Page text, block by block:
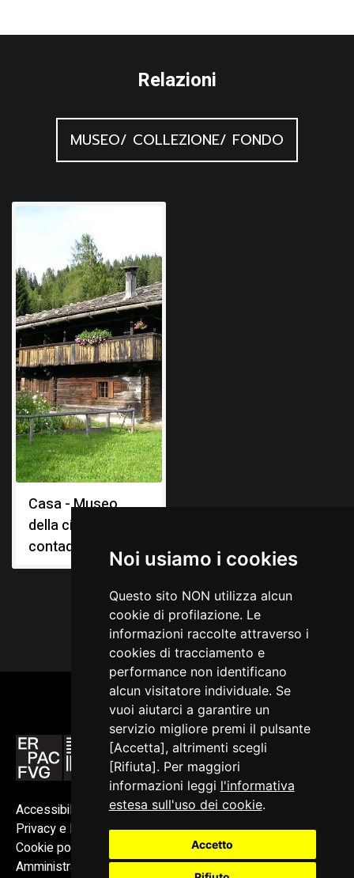
Noi usiamo i cookies
Questo sito NON utilizza alcun
cookie di profilazione. Le
informazioni raccolte attraverso i
cookies di tracciamento e
performance non identificano
alcun visitatore individuale. Se
vuoi aiutarci a garantire un
servizio migliore premi il pulsante
[Accetta], altrimenti scegli
[Rifiuta]. Per maggiori
informazioni leggi l'informativa
estesa sull'uso dei cookie.
Accetto
Relazioni
MUSEO/ COLLEZIONE/ FONDO
Casa - Museo
della civiltà
contadina
Accessibilità
Privacy e Note legali
Cookie policy
Amministrazione trasparente